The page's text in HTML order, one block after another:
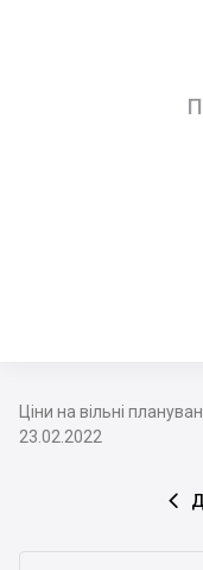
Ціни на вільні
23.02.2022
